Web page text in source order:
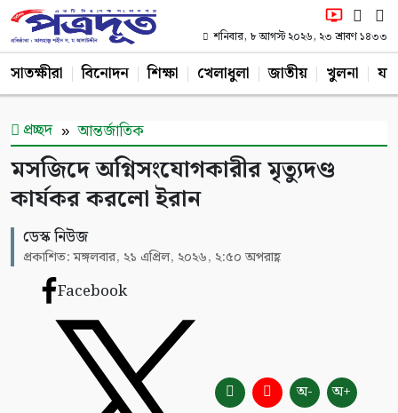
শনিবার, ৮ আগস্ট ২০২৬, ২৩ শ্রাবণ ১৪৩৩
সাতক্ষীরা বিনোদন শিক্ষা খেলাধুলা জাতীয় খুলনা
প্রচ্ছদ আন্তর্জাতিক
মসজিদে অগ্নিসংযোগকারীর মৃত্যুদণ্ড
কার্যকর করলো ইরান
ডেস্ক নিউজ
প্রকাশিত: মঙ্গলবার, ২১ এপ্রিল, ২০২৬, ২:৫০ অপরাহ্ণ
Facebook
অ- অ+